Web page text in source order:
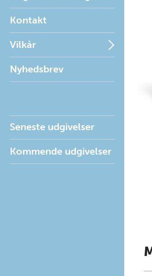
Kontakt
Vilkår
Nyhedsbrev
Seneste udgivelser
Kommende udgivelser